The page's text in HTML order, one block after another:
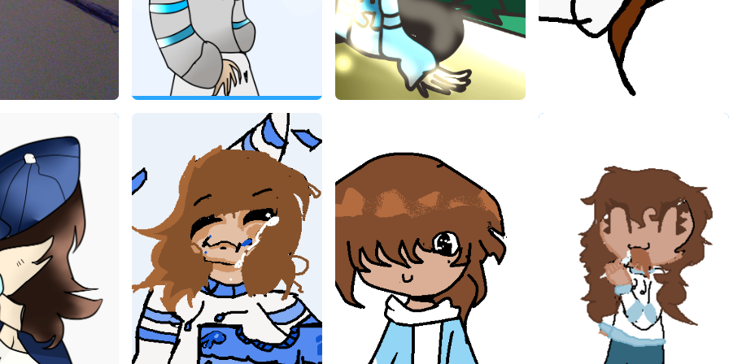
Fan Art de snowl
snowl
30/03/2019
Fan Art de snowl
snowl
30/03/2019
Fan Art de snowl
29/03/2019